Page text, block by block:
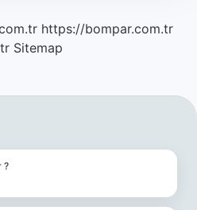
https://bompar.com.tr
Sitemap
?